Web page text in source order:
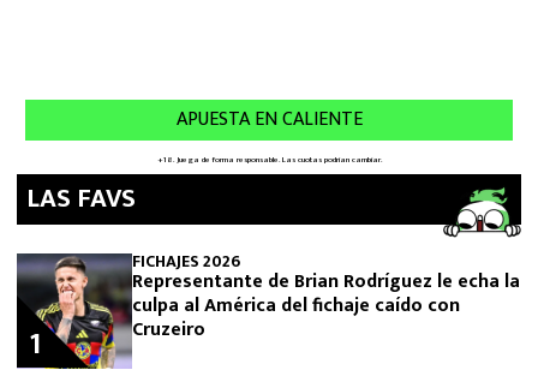
LAS FAVS
FICHAJES 2026
Representante de Brian Rodríguez le echa la
culpa al América del fichaje caído con
Cruzeiro
1